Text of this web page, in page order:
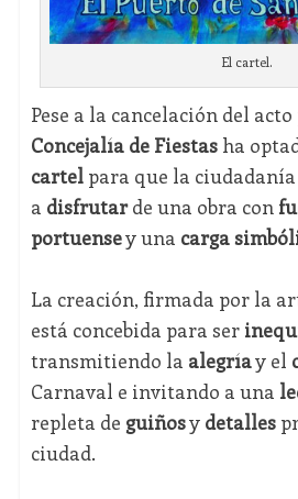
El cartel.
Pese a la cancelación del
Concejalía de Fiestasha
cartelpara que la
a disfrutarde una obra con
portuensey una carga
La creación, firmada por la
está concebida para ser
transmitiendo la alegríay el
Carnaval e invitando a una
repleta de guiñosy detalles
ciudad.